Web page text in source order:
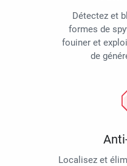
Détectez et
formes de
fouiner et
de
Localisez et